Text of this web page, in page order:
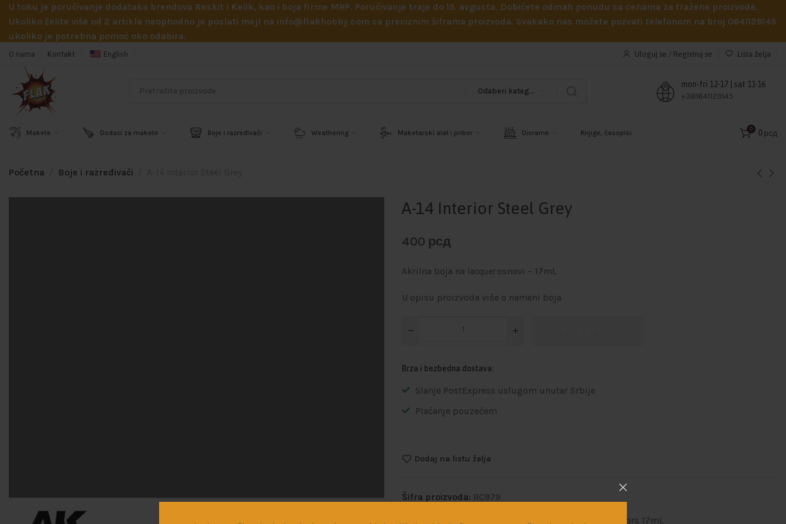
U toku je poručivanje dodataka brendova Reskit i Kelik, kao i boja firme MRP. Poručivanje traje do 15. avgusta. Dobićete odmah ponudu sa cenama za tražene proizvode.
Ukoliko želite više od 2 artikla neophodno je poslati mejl na info@flakhobby.com sa preciznim šiframa proizvoda. Svakako nas možete pozvati telefonom na broj 0641129145
ukoliko je potrebna pomoć oko odabira.
O nama Kontakt English Uloguj se / Registruj se Lista želja
Odaberi kategoriju
mon-fri 12-17 | sat 11-16
+381641129145
Makete Dodaci za makete Boje i razređivači Weathering Maketarski alat i pribor Diorame Knjige, časopisi 0 0 рсд
Početna Boje i razređivači
A-14 Interior Steel Grey
400 рсд
Akrilna boja na lacquerosnovi – 17mL
U opisu proizvoda više o nameni boja
Brza i bezbedna dostava:
Slanje PostExpress uslugom unutar Srbije
Plaćanje pouzećem
Dodaj na listu želja
Šifra proizvoda: RC979
AK Interactive Real Colors 17mL